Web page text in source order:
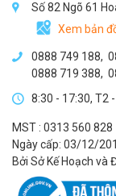
Số 82 Ngõ 61
Xem bản
0888 749 188,
0888 719 388,
8:30 - 17:30, T2
MST : 0313 560 828
Ngày cấp: 03/12/
Bởi Sở Kế Hoạch và